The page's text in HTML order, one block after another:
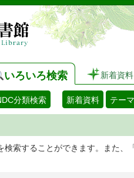
いろいろ検索 新着資料
分類検索 新着資料 テー
検索することができます。また